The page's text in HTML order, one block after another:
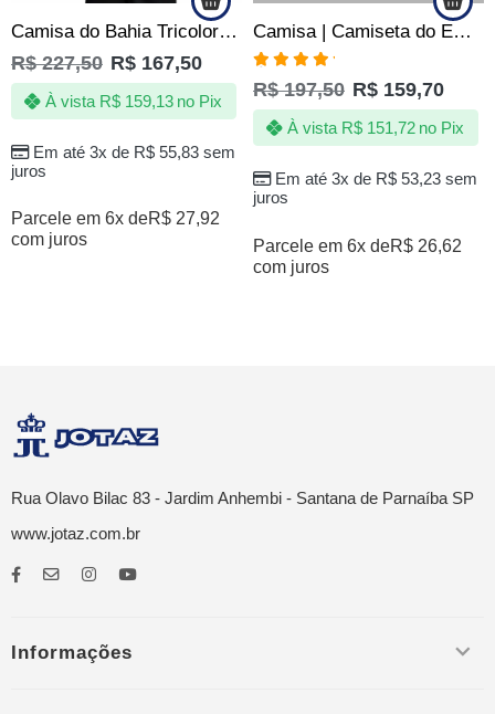
Camisa do Bahia Tricolor de Aço Baiano Masculina Escudo Emborrachado Oficial
R$227,50 R$ 167,50
Em até 3x de R$55,83sem
juros
À vista R$159,13 no Pix
Parcele em 6x deR$ 27,92
com juros
Camisa | Camiseta do EC Bahia – Bora Bahea – Produto Oficial
Avaliação
5.00de 5
R$197,50 R$ 159,70
Em até 3x de R$53,23sem
juros
À vista R$151,72 no Pix
Parcele em 6x deR$ 26,62
com juros
Rua Olavo Bilac 83 - Jardim Anhembi - Santana de Parnaíba SP
www.jotaz.com.br
Informações